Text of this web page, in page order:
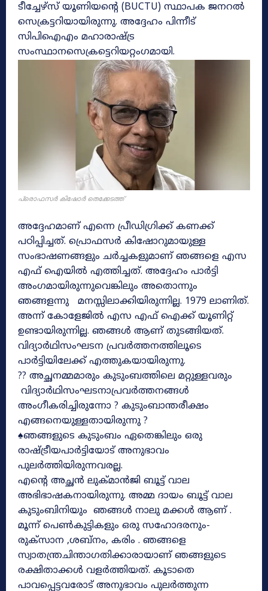
ടീച്ചേഴ്‌സ് യൂണിയന്റെ (BUCTU) സ്ഥാപക ജനറൽ
സെക്രട്ടറിയായിരുന്നു. അദ്ദേഹം പിന്നീട്
സിപിഐഎം മഹാരാഷ്ട്ര
സംസ്ഥാനസെക്രട്ടെറിയറ്റംഗമായി.
പ്രൊഫസർ കിഷോർ തെക്കേടത്ത്
അദ്ദേഹമാണ് എന്നെ പ്രീഡിഗ്രിക്ക് കണക്ക്
പഠിപ്പിച്ചത്. പ്രൊഫസർ കിഷോറുമായുള്ള
സംഭാഷണങ്ങളും ചർച്ചകളുമാണ് ഞങ്ങളെ എസ
എഫ് ഐയിൽ എത്തിച്ചത്. അദ്ദേഹം പാർട്ടി
അംഗമായിരുന്നുവെങ്കിലും അതൊന്നും
ഞങ്ങളന്നു മനസ്സിലാക്കിയിരുന്നില്ല. 1979 ലാണിത്.
അന്ന് കോളേജിൽ എസ എഫ് ഐക്ക് യൂണിറ്റ്
ഉണ്ടായിരുന്നില്ല. ഞങ്ങൾ ആണ് തുടങ്ങിയത്.
വിദ്യാർഥിസംഘടന പ്രവർത്തനത്തിലൂടെ
പാർട്ടിയിലേക്ക് എത്തുകയായിരുന്നു.
?? അച്ഛനമ്മമാരും കുടുംബത്തിലെ മറ്റുള്ളവരും
വിദ്യാർഥിസംഘടനാപ്രവർത്തനങ്ങൾ
അംഗീകരിച്ചിരുന്നോ ? കുടുംബാന്തരീക്ഷം
എങ്ങനെയുള്ളതായിരുന്നു ?
♠ഞങ്ങളുടെ കുടുംബം ഏതെങ്കിലും ഒരു
രാഷ്ട്രീയപാർട്ടിയോട് അനുഭാവം
പുലർത്തിയിരുന്നവരല്ല.
എന്റെ അച്ഛൻ ലുക്മാൻജി ബൂട്ട് വാല
അഭിഭാഷകനായിരുന്നു. അമ്മ ദായം ബൂട്ട് വാല
കുടുംബിനിയും ഞങ്ങൾ നാലു മക്കൾ ആണ് .
മൂന്ന് പെൺകുട്ടികളും ഒരു സഹോദരനും-
രുക്‌സാന ,ശബ്നം, കരിം . ഞങ്ങളെ
സ്വാതന്ത്രചിന്താഗതിക്കാരായാണ് ഞങ്ങളുടെ
രക്ഷിതാക്കൾ വളർത്തിയത്. കൂടാതെ
പാവപ്പെട്ടവരോട് അനുഭാവം പുലർത്തുന്ന